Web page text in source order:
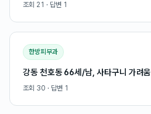
조회 21 · 답변 1
한방피부과
강동 천호동 66세/남, 사타구니 가려움
조회 30 · 답변 1